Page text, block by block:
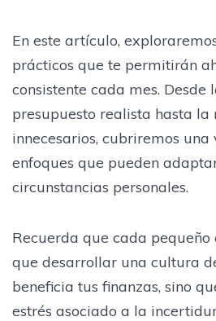
En este artículo,
prácticos que te permitirán
consistente cada mes. Desde
presupuesto realista hasta la
innecesarios, cubriremos
enfoques que pueden
circunstancias personales.
Recuerda que cada pequeño
que desarrollar una cultura
beneficia tus finanzas, sino
estrés asociado a la